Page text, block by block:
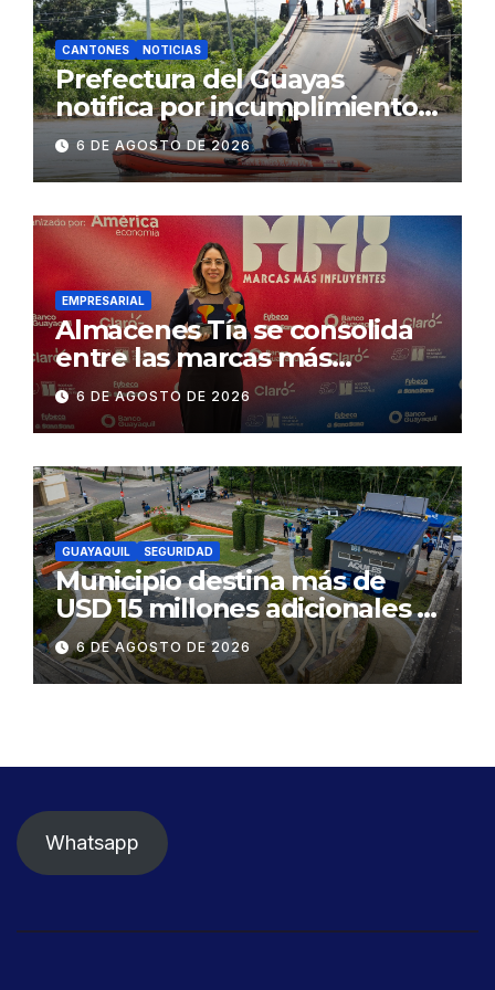
CANTONES NOTICIAS
Prefectura del Guayas
notifica por incumplimiento
contractual a la
Concesionaria CONORTE y
exige celeridad en
desmontaje del puente
Gonzalo Icaza Cornejo, en
Daule
6 DE AGOSTO DE 2026
EMPRESARIAL
Almacenes Tía se consolida
entre las marcas más
influyentes del Ecuador
6 DE AGOSTO DE 2026
GUAYAQUIL SEGURIDAD
Municipio destina más de
USD 15 millones adicionales a
SEGURA EP para fortalecer la
seguridad ciudadana
6 DE AGOSTO DE 2026
Whatsapp